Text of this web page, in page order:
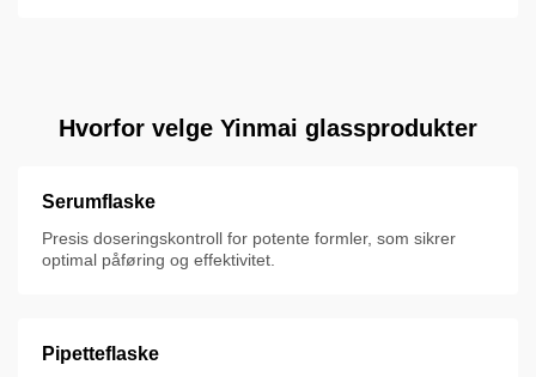
Hvorfor velge Yinmai glassprodukter
Serumflaske
Presis doseringskontroll for potente formler, som sikrer
optimal påføring og effektivitet.
Pipetteflaske